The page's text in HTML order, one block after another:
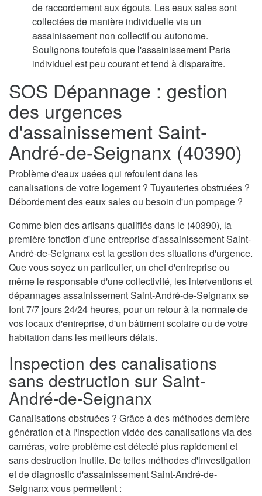
de raccordement aux égouts. Les eaux sales sont
collectées de manière individuelle via un
assainissement non collectif ou autonome.
Soulignons toutefois que l'assainissement Paris
individuel est peu courant et tend à disparaître.
SOS Dépannage : gestion
des urgences
d'assainissement Saint-
André-de-Seignanx (40390)
Problème d'eaux usées qui refoulent dans les
canalisations de votre logement ? Tuyauteries obstruées ?
Débordement des eaux sales ou besoin d'un pompage ?
Comme bien des artisans qualifiés dans le (40390), la
première fonction d'une entreprise d'assainissement Saint-
André-de-Seignanx est la gestion des situations d'urgence.
Que vous soyez un particulier, un chef d'entreprise ou
même le responsable d'une collectivité, les interventions et
dépannages assainissement Saint-André-de-Seignanx se
font 7/7 jours 24/24 heures, pour un retour à la normale de
vos locaux d'entreprise, d'un bâtiment scolaire ou de votre
habitation dans les meilleurs délais.
Inspection des canalisations
sans destruction sur Saint-
André-de-Seignanx
Canalisations obstruées ? Grâce à des méthodes dernière
génération et à l'inspection vidéo des canalisations via des
caméras, votre problème est détecté plus rapidement et
sans destruction inutile. De telles méthodes d'investigation
et de diagnostic d'assainissement Saint-André-de-
Seignanx vous permettent :